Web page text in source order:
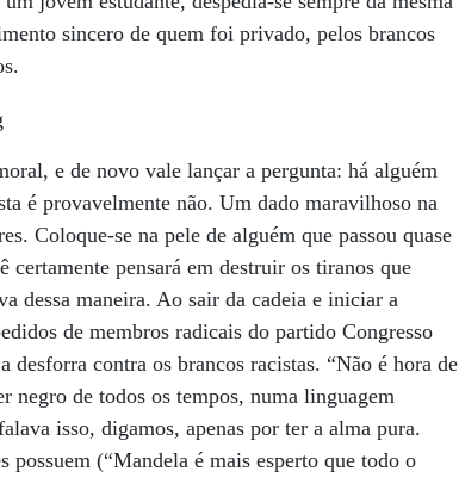
sincero de quem foi privado, pelos brancos
e de novo vale lançar a pergunta: há alguém
é provavelmente não. Um dado maravilhoso na
Coloque-se na pele de alguém que passou quase
certamente pensará em destruir os tiranos que
dessa maneira. Ao sair da cadeia e iniciar a
de membros radicais do partido Congresso
contra os brancos racistas. “Não é hora de
negro de todos os tempos, numa linguagem
isso, digamos, apenas por ter a alma pura.
possuem (“Mandela é mais esperto que todo o